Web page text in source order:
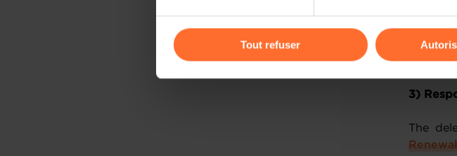
gauche de chaque page.
Charte
Tout refuser
IBCL
3)
The